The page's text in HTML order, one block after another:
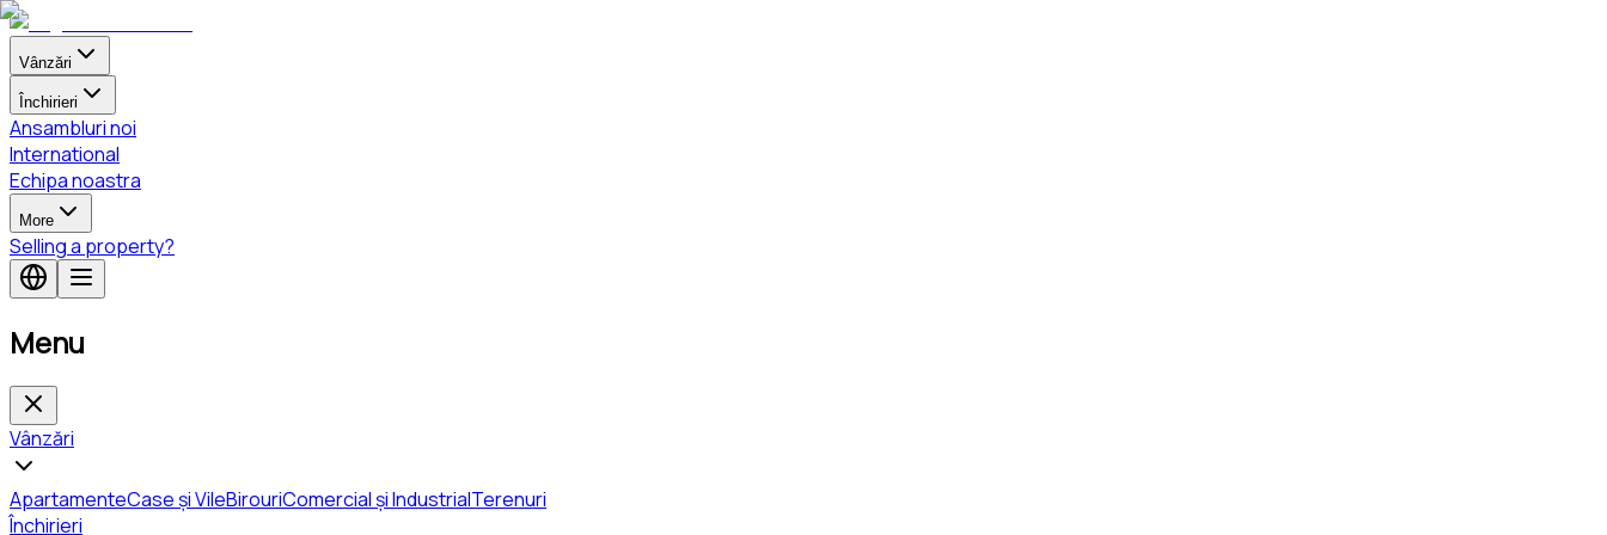
Vânzări
Închirieri
Ansambluri noi
International
Echipa noastra
More
Selling a property?
Menu
Vânzări
ApartamenteCase și VileBirouriComercial și IndustrialTerenuri
Închirieri